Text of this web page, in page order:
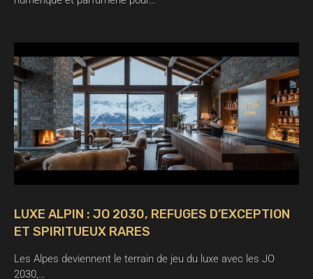
LUXE ALPIN : JO 2030, REFUGES D’EXCEPTION
ET SPIRITUEUX RARES
Les Alpes deviennent le terrain de jeu du luxe avec les JO
2030,…